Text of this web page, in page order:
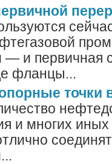
— и первичная
фланцы...
точки
и многих иных